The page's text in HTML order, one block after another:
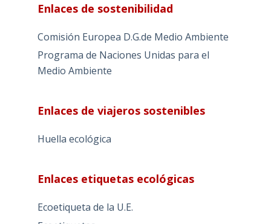
Enlaces de sostenibilidad
Comisión Europea D.G.de Medio Ambiente
Programa de Naciones Unidas para el
Medio Ambiente
Enlaces de viajeros sostenibles
Huella ecológica
Enlaces etiquetas ecológicas
Ecoetiqueta de la U.E.